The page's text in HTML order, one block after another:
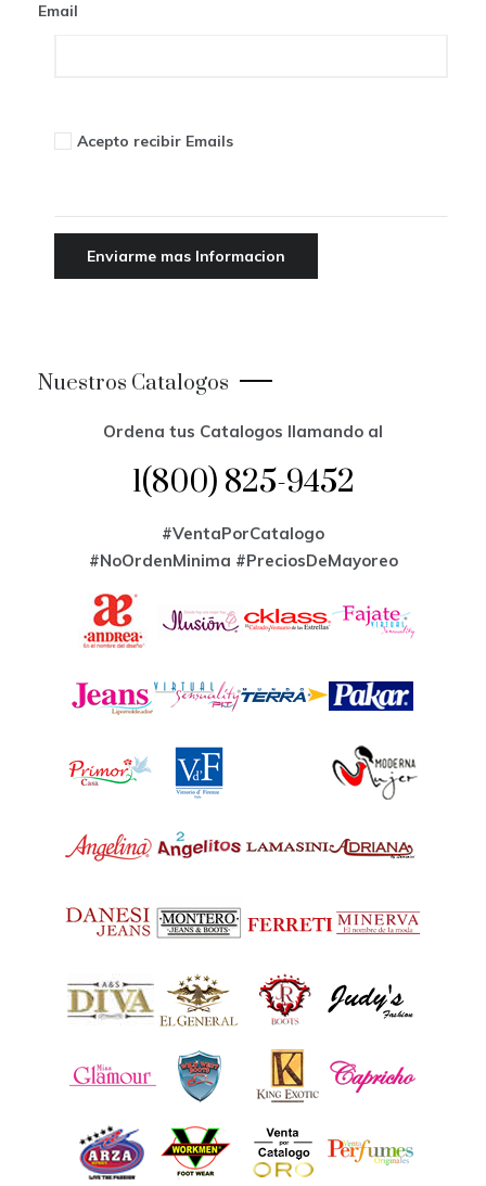
Email
Acepto recibir Emails
Nuestros Catalogos
Ordena tus Catalogos llamando al
1(800) 825-9452
#VentaPorCatalogo
#NoOrdenMinima #PreciosDeMayoreo